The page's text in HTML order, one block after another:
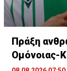
Πράξη
Ομόνοιας-
παιδιού